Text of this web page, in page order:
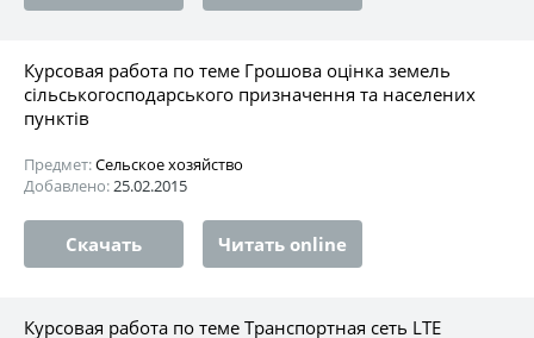
Курсовая работа по теме Грошова оцінка земель
сільськогосподарського призначення та населених
пунктів
Предмет:Сельское хозяйство
Добавлено:25.02.2015
Скачать Читать online
Курсовая работа по теме Транспортная сеть LTE